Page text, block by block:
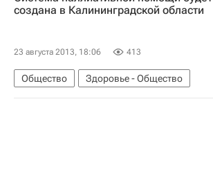
создана в Калининградской области
23 августа 2013, 18:06 413
Общество
Здоровье - Общество
Жизнь без преград